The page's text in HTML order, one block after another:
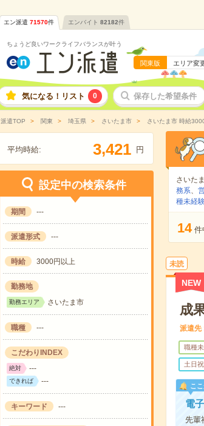
エン派遣 71570件 エンバイト 82182件
ちょうど良いワークライフバランスが叶う
関東版 エリア変
気になる！リスト 0 保存した希望条件
派遣TOP 関東 埼玉県 さいたま市 さいたま市 時給
平均時給: 3,421 円
設定中の検索条件
期間 ---
派遣形式 ---
時給 3000円以上
勤務地
勤務エリア さいたま市
職種 ---
こだわりINDEX
絶対 ---
できれば ---
キーワード ---
さいた
務系、
種未経
14 件
未読
NEW
成
派遣先
職種
土日
こ
電
先輩